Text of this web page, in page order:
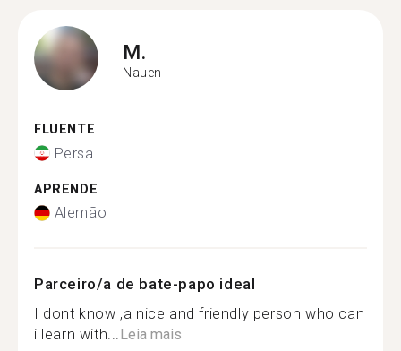
M.
Nauen
FLUENTE
Persa
APRENDE
Alemão
Parceiro/a de bate-papo ideal
I dont know ,a nice and friendly person who can
i learn with...Leia mais